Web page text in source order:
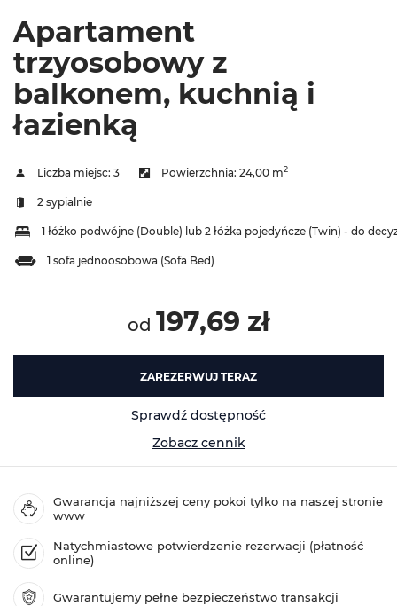
Apartament
trzyosobowy z
balkonem, kuchnią i
łazienką
Liczba miejsc: 3 Powierzchnia: 24,00 m2
2 sypialnie
1 łóżko podwójne (Double) lub 2 łóżka pojedyńcze (Twin) - do
1 sofa jednoosobowa (Sofa Bed)
od 197,69 zł
ZAREZERWUJ TERAZ
Sprawdź dostępność
Zobacz cennik
Gwarancja najniższej ceny pokoi tylko na naszej stronie
www
Natychmiastowe potwierdzenie rezerwacji (płatność
online)
Gwarantujemy pełne bezpieczeństwo transakcji